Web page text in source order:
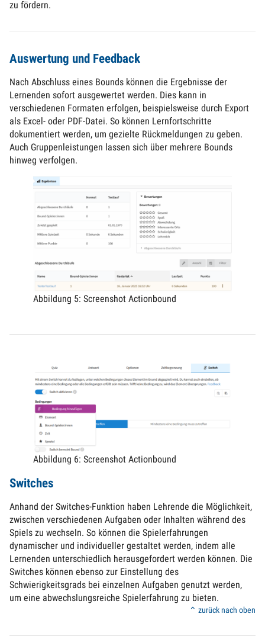
zu fördern.
Auswertung und Feedback
Nach Abschluss eines Bounds können die Ergebnisse der
Lernenden sofort ausgewertet werden. Dies kann in
verschiedenen Formaten erfolgen, beispielsweise durch Export
als Excel- oder PDF-Datei. So können Lernfortschritte
dokumentiert werden, um gezielte Rückmeldungen zu geben.
Auch Gruppenleistungen lassen sich über mehrere Bounds
hinweg verfolgen.
Abbildung 5: Screenshot Actionbound
Abbildung 6: Screenshot Actionbound
Switches
Anhand der Switches-Funktion haben Lehrende die Möglichkeit,
zwischen verschiedenen Aufgaben oder Inhalten während des
Spiels zu wechseln. So können die Spielerfahrungen
dynamischer und individueller gestaltet werden, indem alle
Lernenden unterschiedlich herausgefordert werden können. Die
Switches können ebenso zur Einstellung des
Schwierigkeitsgrads bei einzelnen Aufgaben genutzt werden,
um eine abwechslungsreiche Spielerfahrung zu bieten.
⌃ zurück nach oben